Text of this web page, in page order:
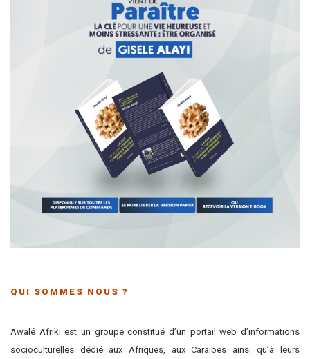
QUI SOMMES NOUS ?
Awalé Afriki est un groupe constitué d’un portail web d’informations
socioculturelles dédié aux Afriques, aux Caraïbes ainsi qu’à leurs